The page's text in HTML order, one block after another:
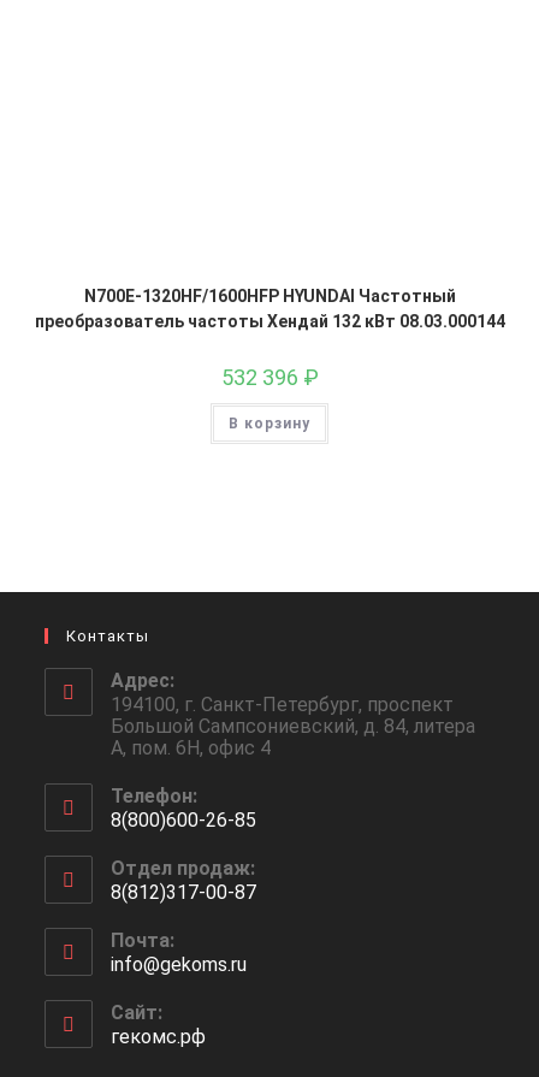
N700E-1320HF/1600HFP HYUNDAI Частотный
преобразователь частоты Хендай 132 кВт 08.03.000144
532 396 ₽
В корзину
Контакты
Адрес:
194100, г. Санкт-Петербург, проспект
Большой Сампсониевский, д. 84, литера
А, пом. 6Н, офис 4
Телефон:
8(800)600-26-85
в
вашем
приложении
Отдел продаж:
8(812)317-00-87
в
вашем
приложении
Почта:
info@gekoms.ruОткроется
Сайт:
гекомс.рф